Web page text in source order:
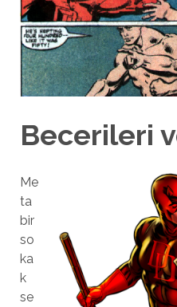
Becerileri
Me
ta
bir
so
ka
k
se